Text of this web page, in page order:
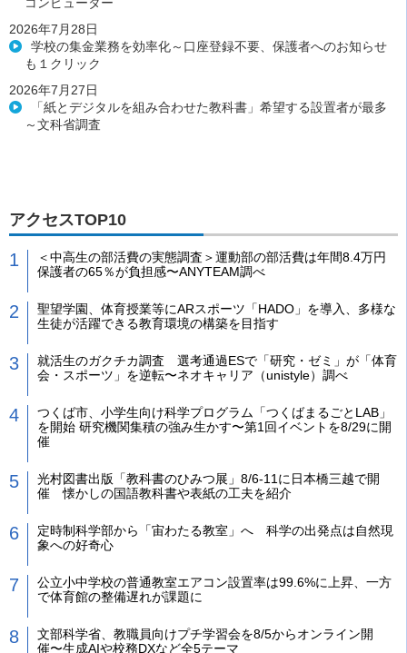
2026年7月28日
学校の集金業務を効率化～口座登録不要、保護者へのお知らせ
も１クリック
2026年7月27日
「紙とデジタルを組み合わせた教科書」希望する設置者が最多
～文科省調査
アクセスTOP10
＜中高生の部活費の実態調査＞運動部の部活費は年間8.4万円
保護者の65％が負担感〜ANYTEAM調べ
聖望学園、体育授業等にARスポーツ「HADO」を導入、多様な
生徒が活躍できる教育環境の構築を目指す
就活生のガクチカ調査 選考通過ESで「研究・ゼミ」が「体育
会・スポーツ」を逆転〜ネオキャリア（unistyle）調べ
つくば市、小学生向け科学プログラム「つくばまるごとLAB」
を開始 研究機関集積の強み生かす〜第1回イベントを8/29に開
催
光村図書出版「教科書のひみつ展」8/6-11に日本橋三越で開
催 懐かしの国語教科書や表紙の工夫を紹介
定時制科学部から「宙わたる教室」へ 科学の出発点は自然現
象への好奇心
公立小中学校の普通教室エアコン設置率は99.6%に上昇、一方
で体育館の整備遅れが課題に
文部科学省、教職員向けプチ学習会を8/5からオンライン開
催〜生成AIや校務DXなど全5テーマ